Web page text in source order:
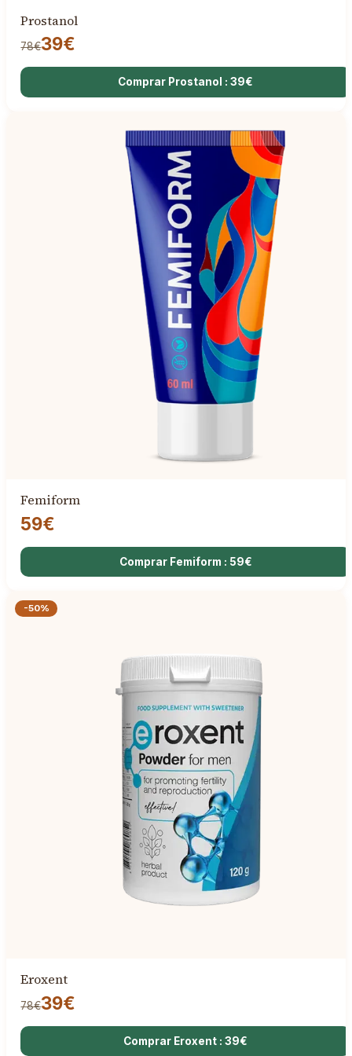
Prostanol
78€39€
Comprar Prostanol : 39€
Femiform
59€
Comprar Femiform : 59€
-50%
Eroxent
78€39€
Comprar Eroxent : 39€